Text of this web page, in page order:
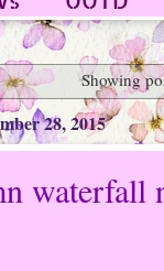
Showing
28, 2015
waterfall